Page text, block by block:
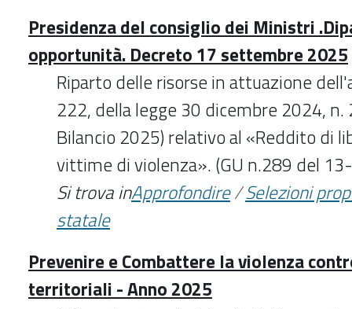
Presidenza del consiglio dei Ministri
opportunità. Decreto 17 settembre 2025
Riparto delle risorse in attuazione
222, della legge 30 dicembre 2024, n.
Bilancio 2025) relativo al «Reddito di
vittime di violenza». (GU n.289 del
Si trova inApprofondire/Selezioni
statale
Prevenire e Combattere la violenza
territoriali - Anno 2025